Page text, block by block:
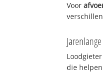
Voor
die